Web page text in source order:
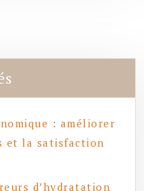
: améliorer
et la satisfaction
d’hydratation